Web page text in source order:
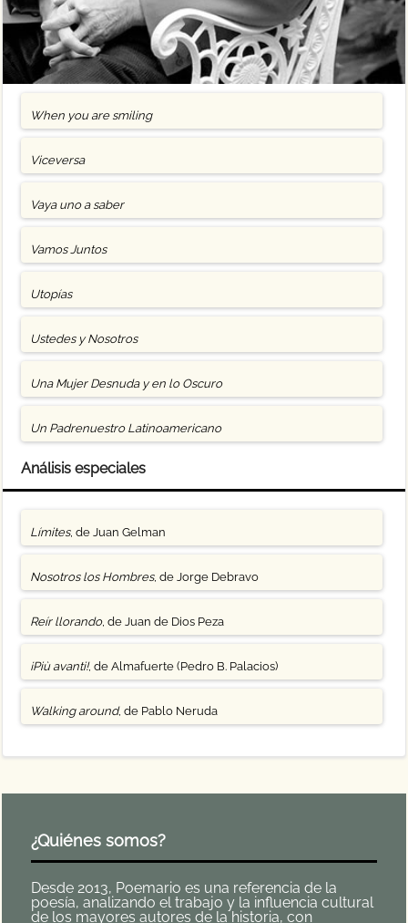
When you are smiling
Viceversa
Vaya uno a saber
Vamos Juntos
Utopías
Ustedes y Nosotros
Una Mujer Desnuda y en lo Oscuro
Un Padrenuestro Latinoamericano
Análisis especiales
Límites, de Juan Gelman
Nosotros los Hombres, de Jorge Debravo
Reír llorando, de Juan de Dios Peza
¡Più avanti!, de Almafuerte (Pedro B. Palacios)
Walking around, de Pablo Neruda
¿Quiénes somos?
Desde 2013, Poemario es una referencia de la
poesía, analizando el trabajo y la influencia cultural
de los mayores autores de la historia, con